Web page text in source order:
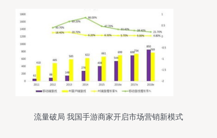
流量破局 我国手游商家开启市场营销新模式